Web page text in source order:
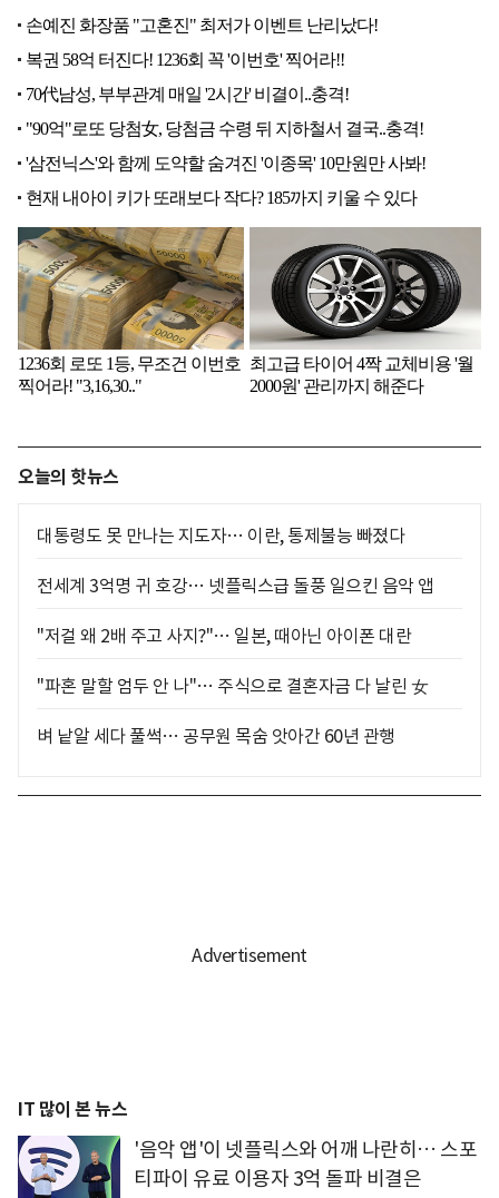
오늘의 핫뉴스
대통령도 못 만나는 지도자… 이란, 통제불능 빠졌다
전세계 3억명 귀 호강… 넷플릭스급 돌풍 일으킨 음악 앱
"저걸 왜 2배 주고 사지?"… 일본, 때아닌 아이폰 대란
"파혼 말할 엄두 안 나"… 주식으로 결혼자금 다 날린 女
벼 낱알 세다 풀썩… 공무원 목숨 앗아간 60년 관행
IT 많이 본 뉴스
'음악 앱'이 넷플릭스와 어깨 나란히… 스포
티파이 유료 이용자 3억 돌파 비결은